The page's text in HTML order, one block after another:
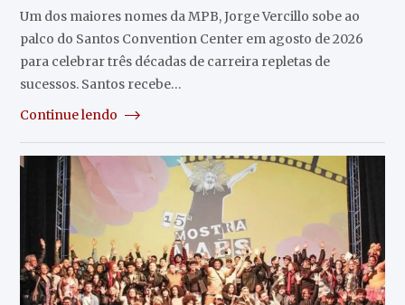
Um dos maiores nomes da MPB, Jorge Vercillo sobe ao
palco do Santos Convention Center em agosto de 2026
para celebrar três décadas de carreira repletas de
sucessos. Santos recebe…
Continue lendo